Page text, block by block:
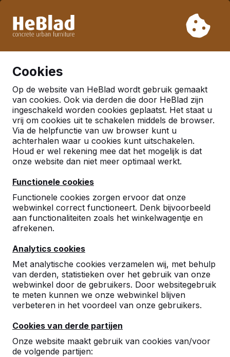
week 33. Houdt u daarom rekening met langere levertijden.
Cookies
Op de website van HeBlad wordt gebruik gemaakt
van cookies. Ook via derden die door HeBlad zijn
ingeschakeld worden cookies geplaatst. Het staat u
vrij om cookies uit te schakelen middels de browser.
Via de helpfunctie van uw browser kunt u
achterhalen waar u cookies kunt uitschakelen.
Houd er wel rekening mee dat het mogelijk is dat
onze website dan niet meer optimaal werkt.
Functionele cookies
Functionele cookies zorgen ervoor dat onze
webwinkel correct functioneert. Denk bijvoorbeeld
aan functionaliteiten zoals het winkelwagentje en
afrekenen.
Analytics cookies
Met analytische cookies verzamelen wij, met behulp
van derden, statistieken over het gebruik van onze
webwinkel door de gebruikers. Door websitegebruik
te meten kunnen we onze webwinkel blijven
verbeteren in het voordeel van onze gebruikers.
Cookies van derde partijen
Onze website maakt gebruik van cookies van/voor
de volgende partijen:
Al meer dan 30.000 producten verkocht
Nederland
Referenties in:Delft
Prima!
Yfke
25-04-2016